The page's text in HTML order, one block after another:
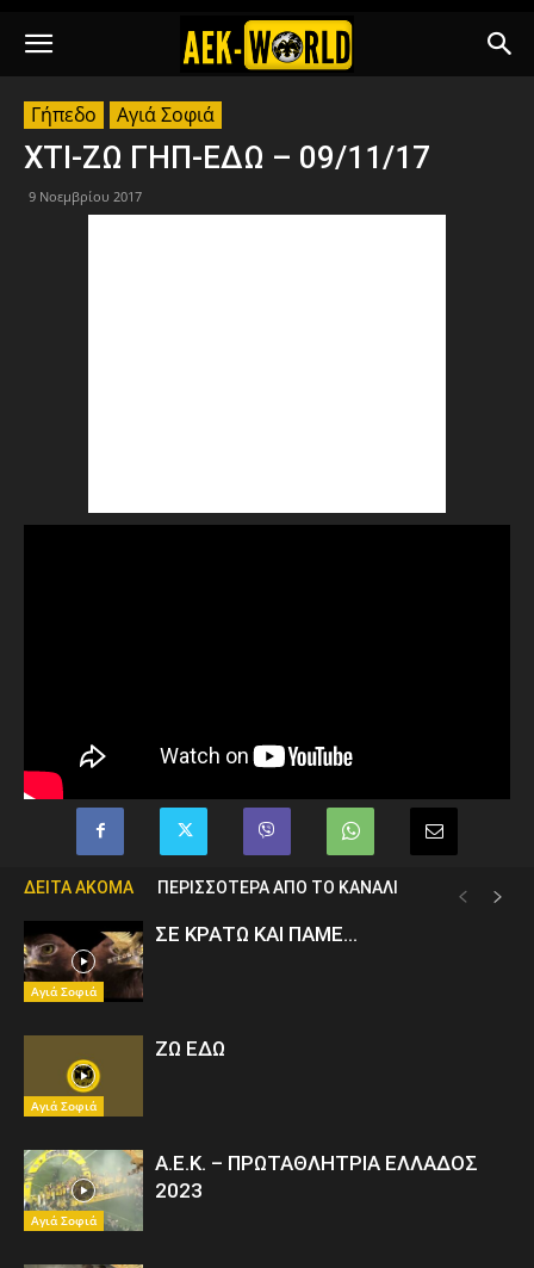
Γήπεδο Αγιά Σοφιά
ΧΤΙ-ΖΩ ΓΗΠ-ΕΔΩ – 09/11/17
9 Νοεμβρίου 2017
ΔΕΙΤΑ ΑΚΟΜΑ ΠΕΡΙΣΣΟΤΕΡΑ ΑΠΟ ΤΟ ΚΑΝΑΛΙ
Αγιά Σοφιά
ΣΕ ΚΡΑΤΩ ΚΑΙ ΠΑΜΕ…
Αγιά Σοφιά
ΖΩ ΕΔΩ
Αγιά Σοφιά
Α.Ε.Κ. – ΠΡΩΤΑΘΛΗΤΡΙΑ ΕΛΛΑΔΟΣ
2023